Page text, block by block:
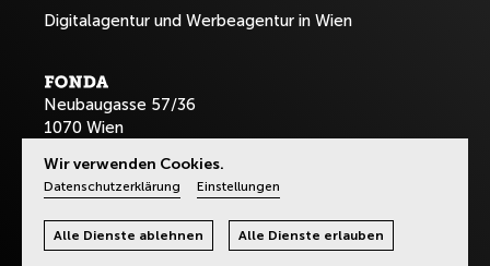
Digitalagentur und Werbeagentur in Wien
Neubaugasse 57/36
1070 Wien
T:+43-1-8901589
office@fonda.at
Wir verwenden Cookies.
Datenschutzerklärung Einstellungen
Alle Dienste ablehnen Alle Dienste erlauben